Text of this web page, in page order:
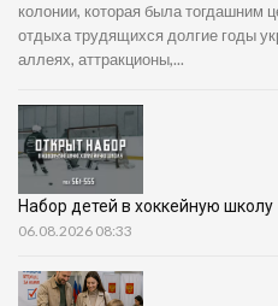
колонии, которая была тогдашним
отдыха трудящихся долгие годы
аллеях, аттракционы,...
Набор детей в хоккейную школу
06.08.2026 08:33